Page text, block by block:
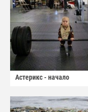
Астерикс - начало